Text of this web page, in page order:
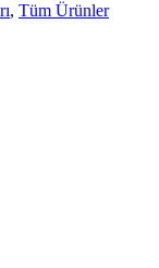
, Tüm Ürünler